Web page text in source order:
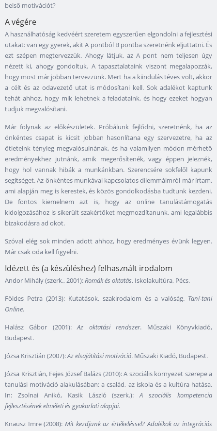
belső motivációt?
A végére
A használhatóság kedvéért szeretem egyszerűen elgondolni a fejlesztési
utakat: van egy gyerek, akit A pontból B pontba szeretnénk eljuttatni. És
ezt szépen megtervezzük. Ahogy látjuk, az A pont nem teljesen úgy
nézett ki, ahogy gondoltuk. A tapasztalataink viszont megalapozzák,
hogy most már jobban tervezzünk. Mert ha a kiindulás téves volt, akkor
a célt és az odavezető utat is módosítani kell. Sok adalékot kaptunk
tehát ahhoz, hogy mik lehetnek a feladataink, és hogy ezeket hogyan
tudjuk megvalósítani.
Már folynak az előkészületek. Próbálunk fejlődni, szeretnénk, ha az
önkéntes csapat is kicsit jobban hasonlítana egy szervezetre, ha az
ötleteink tényleg megvalósulnának, és ha valamilyen módon mérhető
eredményekhez jutnánk, amik megerősítenék, vagy éppen jeleznék,
hogy hol vannak hibák a munkánkban. Szerencsére sokfelől kapunk
segítséget. Az önkéntes munkával kapcsolatos dilemmáimról már írtam,
ami alapján meg is kerestek, és közös gondolkodásba tudtunk kezdeni.
De fontos kiemelnem azt is, hogy az online tanulástámogatás
kidolgozásához is sikerült szakértőket megmozdítanunk, ami legalábbis
bizakodásra ad okot.
Szóval elég sok minden adott ahhoz, hogy eredményes évünk legyen.
Már csak oda kell figyelni.
Idézett és (a készüléshez) felhasznált irodalom
Andor Mihály (szerk., 2001):Romák és oktatás. Iskolakultúra, Pécs.
Földes Petra (2013): Kutatások, szakirodalom és a valóság. Taní-tani
Online.
Halász Gábor (2001):Az oktatási rendszer. Műszaki Könyvkiadó,
Budapest.
Józsa Krisztián (2007):Az elsajátítási motiváció. Műszaki Kiadó, Budapest.
Józsa Krisztián, Fejes József Balázs (2010): A szociális környezet szerepe a
tanulási motiváció alakulásában: a család, az iskola és a kultúra hatása.
In: Zsolnai Anikó, Kasik László (szerk.):A szociális kompetencia
fejlesztésének elméleti és gyakorlati alapjai.
Knausz Imre (2008): Mit kezdjünk az értékeléssel? Adalékok az integrációs